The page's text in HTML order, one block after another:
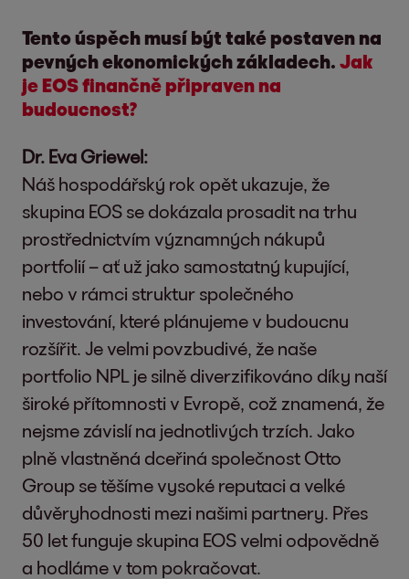
Tento úspěch musí být také postaven na
pevných ekonomických základech. Jak
je EOS finančně připraven na
budoucnost?
Dr. Eva Griewel:
Náš hospodářský rok opět ukazuje, že
skupina EOS se dokázala prosadit na trhu
prostřednictvím významných nákupů
portfolií – ať už jako samostatný kupující,
nebo v rámci struktur společného
investování, které plánujeme v budoucnu
rozšířit. Je velmi povzbudivé, že naše
portfolio NPL je silně diverzifikováno díky naší
široké přítomnosti v Evropě, což znamená, že
nejsme závislí na jednotlivých trzích. Jako
plně vlastněná dceřiná společnost Otto
Group se těšíme vysoké reputaci a velké
důvěryhodnosti mezi našimi partnery. Přes
50 let funguje skupina EOS velmi odpovědně
a hodláme v tom pokračovat.